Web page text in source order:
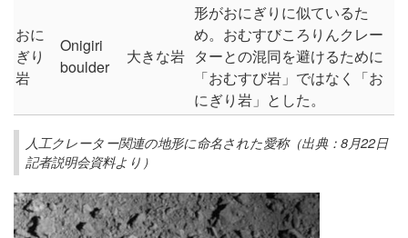
おに
ぎり
岩
Onigiri
boulder
大きな岩
形がおにぎりに似ているた
め。おむすびころりんクレー
ターとの混同を避けるために
「おむすび岩」ではなく「お
にぎり岩」とした。
人工クレーター関連の地形に命名された愛称（出典：8月22日
記者説明会資料より）